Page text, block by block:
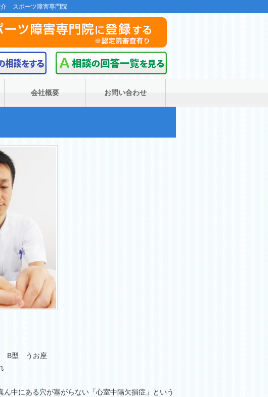
介 スポーツ障害専門院
会社概要 お問い合わせ
B型 うお座
ん中にある穴が塞がらない「心室中隔欠損症」という